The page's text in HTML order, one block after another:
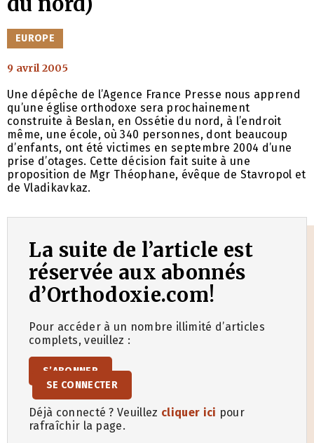
CATÉGORIES
EUROPE
9 avril 2005
Une dépêche de l’Agence France Presse nous apprend
qu’une église orthodoxe sera prochainement
construite à Beslan, en Ossétie du nord, à l’endroit
même, une école, où 340 personnes, dont beaucoup
d’enfants, ont été victimes en septembre 2004 d’une
prise d’otages. Cette décision fait suite à une
proposition de Mgr Théophane, évêque de Stavropol et
de Vladikavkaz.
La suite de l’article est
réservée aux abonnés
d’Orthodoxie.com!
Pour accéder à un nombre illimité d’articles
complets, veuillez :
S’ABONNER
SE CONNECTER
Déjà connecté ? Veuillez cliquer ici pour
rafraîchir la page.